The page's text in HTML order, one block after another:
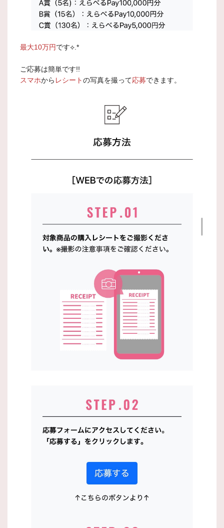
最大10万円です⟡.*
ご応募は簡単です!!
スマホから レシートの写真を撮って応募できます。